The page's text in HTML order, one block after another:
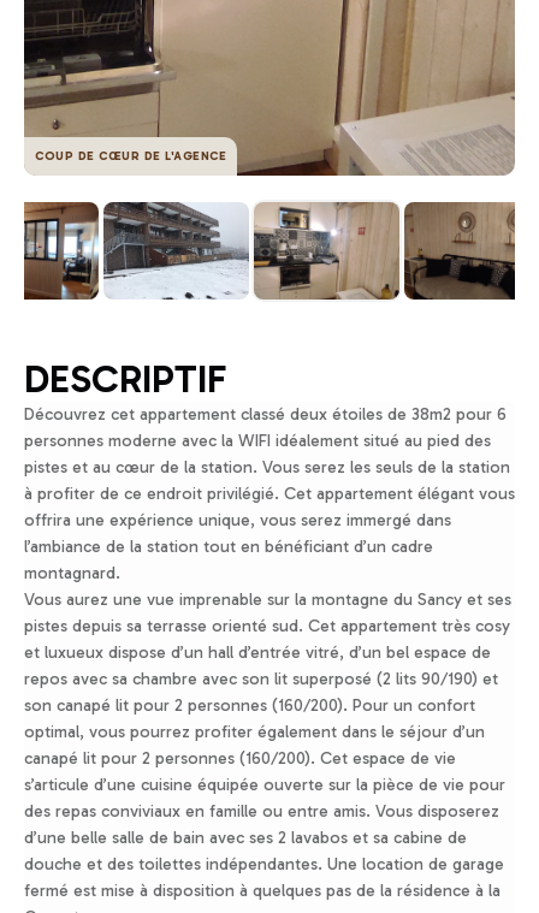
COUP DE CŒUR DE L'AGENCE
DESCRIPTIF
Découvrez cet appartement classé deux étoiles de 38m2 pour 6
personnes moderne avec la WIFI idéalement situé au pied des
pistes et au cœur de la station. Vous serez les seuls de la station
à profiter de ce endroit privilégié. Cet appartement élégant vous
offrira une expérience unique, vous serez immergé dans
l’ambiance de la station tout en bénéficiant d’un cadre
montagnard.
Vous aurez une vue imprenable sur la montagne du Sancy et ses
pistes depuis sa terrasse orienté sud. Cet appartement très cosy
et luxueux dispose d’un hall d’entrée vitré, d’un bel espace de
repos avec sa chambre avec son lit superposé (2 lits 90/190) et
son canapé lit pour 2 personnes (160/200). Pour un confort
optimal, vous pourrez profiter également dans le séjour d’un
canapé lit pour 2 personnes (160/200). Cet espace de vie
s’articule d’une cuisine équipée ouverte sur la pièce de vie pour
des repas conviviaux en famille ou entre amis. Vous disposerez
d’une belle salle de bain avec ses 2 lavabos et sa cabine de
douche et des toilettes indépendantes. Une location de garage
fermé est mise à disposition à quelques pas de la résidence à la